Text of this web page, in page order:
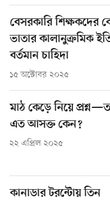
বেসরকারি শিক্ষকদের
ভাতার কালানুক্রমিক
বর্তমান চাহিদা
১৫ অক্টোবর ২০২৫
মাঠ কেড়ে নিয়ে
এত আসক্ত কেন?
২২ এপ্রিল ২০২৫
কানাডার টরন্টোয় তিন